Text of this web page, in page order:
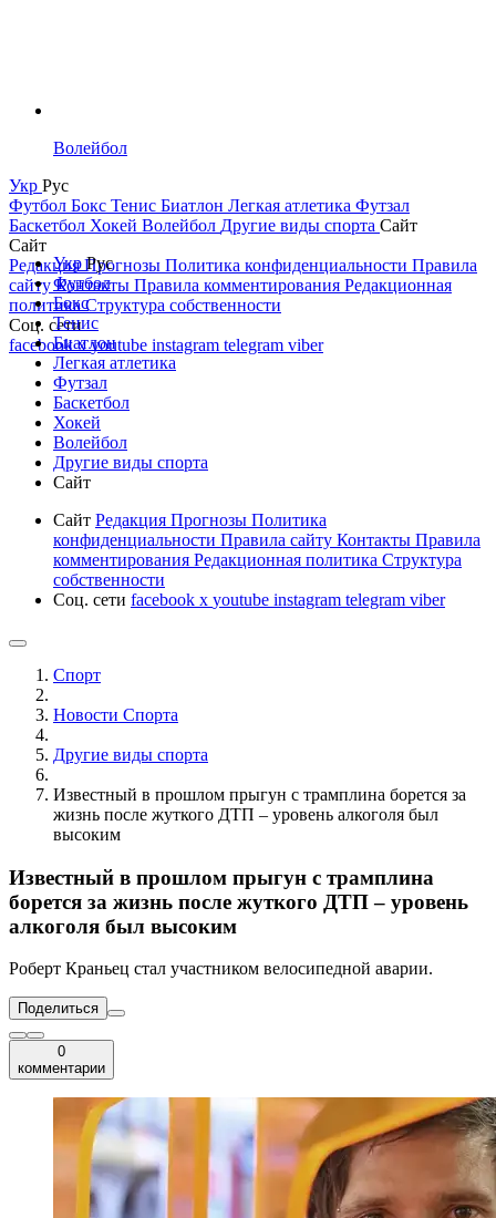
Волейбол
Укр Рус
Футбол Бокс Тенис Биатлон Легкая атлетика Футзал
Баскетбол Хокей Волейбол Другие виды спорта Сайт
Сайт
РедакцияПрогнозы Политика конфиденциальности Правила
сайтуКонтакты Правила комментирования Редакционная
политикаСтруктура собственности
Соц. сети
facebookxyoutube instagram telegram viber
УкрРус
Футбол
Бокс
Тенис
Биатлон
Легкая атлетика
Футзал
Баскетбол
Хокей
Волейбол
Другие виды спорта
Сайт
Сайт Редакция Прогнозы Политика
конфиденциальности Правила сайту Контакты Правила
комментирования Редакционная политика Структура
собственности
Соц. сети facebook x youtube instagram telegram viber
Спорт
Новости Cпорта
Другие виды спорта
Известный в прошлом прыгун с трамплина борется за
жизнь после жуткого ДТП – уровень алкоголя был
высоким
Известный в прошлом прыгун с трамплина
борется за жизнь после жуткого ДТП – уровень
алкоголя был высоким
Роберт Краньец стал участником велосипедной аварии.
Поделиться
0
комментарии